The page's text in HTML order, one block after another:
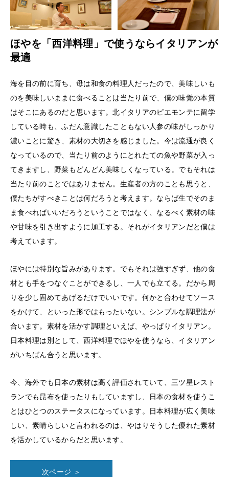
ほやを「西洋料理」で使うならイタリアンが
最適
海を目の前に育ち、母は和食の料理人だったので、美味しいも
のを美味しいままに食べることは当たり前で、僕の味覚の本質
はそこにあるのだと思います。北イタリアのピエモンテに留学
している時も、ふだん意識したこともない人参の味がしっかり
濃いことに驚き、素材の大切さを感じました。今は流通が良く
なっているので、当たり前のようにとれたての魚や野菜が入っ
てきますし、野菜もどんどん美味しくなっている。でもそれは
当たり前のことではありません。生産者の方のことも思うと、
僕たちがすべきことは何だろうと考えます。ならば生でそのま
ま食べればいいだろうということではなく、なるべく素材の味
や甘味を引き出すように加工する。それがイタリアンだと僕は
考えています。
ほやには特別な旨みがあります。でもそれは強すぎず、他の食
材とも手をつなぐことができるし、一人でも立てる。だから周
りを少し固めてあげるだけでいいです。何かと合わせてソース
をかけて、といった形ではもったいない。シンプルな調理法が
合います。素材を活かす調理といえば、やっぱりイタリアン。
日本料理は別として、西洋料理でほやを使うなら、イタリアン
がいちばん合うと思います。
今、海外でも日本の素材は高く評価されていて、三ツ星レスト
ランでも昆布を使ったりもしていますし、日本の食材を使うこ
とはひとつのステータスになっています。日本料理が広く美味
しい、素晴らしいと言われるのは、やはりそうした優れた素材
を活かしているからだと思います。
次ページ ＞